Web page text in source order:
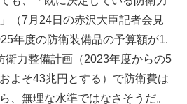
（7月24日の赤沢大臣記者会見
年度の防衛装備品の予算額が1.
衛力整備計画（2023年度からの5
よそ43兆円とする）で防衛費は
、無理な水準ではなさそうだ。